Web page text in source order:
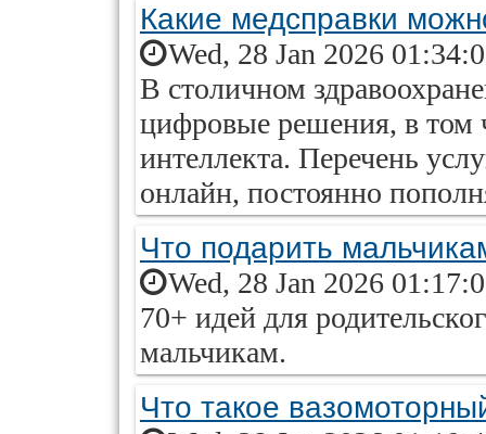
Какие медсправки
Wed, 28 Jan 2026
В столичном
цифровые решения, в том
интеллекта. Перечень
онлайн, постоянно
Что подарить
Wed, 28 Jan 2026
70+ идей для
мальчикам.
Что такое